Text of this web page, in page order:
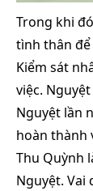
Trong khi
tình thân
Kiểm sát
việc.
Nguyệt lần
hoàn thành
Thu Quỳnh
Nguyệt. Vai